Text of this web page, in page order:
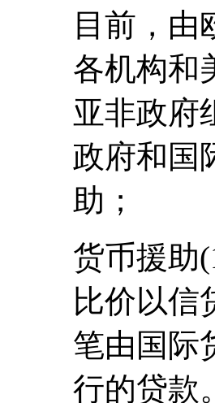
目前，由
各机构和
亚非政府
政府和国
助；
货币援助
比价以信
笔由国际
行的贷款。